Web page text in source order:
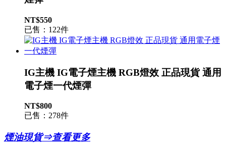
NT$550
已售：122件
IG主機 IG電子煙主機 RGB燈效 正品現貨 通用
電子煙一代煙彈
NT$800
已售：278件
煙油現貨⇒查看更多